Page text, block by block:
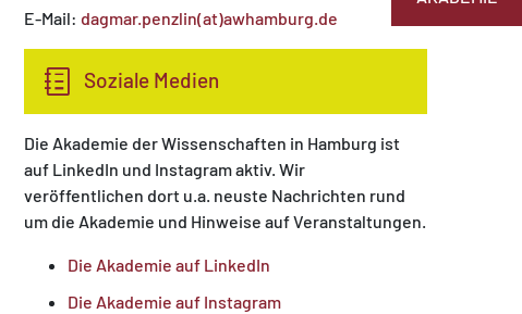
E-Mail: dagmar.penzlin(at)awhamburg.de
Soziale Medien
Die Akademie der Wissenschaften in Hamburg ist
auf LinkedIn und Instagram aktiv. Wir
veröffentlichen dort u.a. neuste Nachrichten rund
um die Akademie und Hinweise auf Veranstaltungen.
Die Akademie auf LinkedIn
Die Akademie auf Instagram